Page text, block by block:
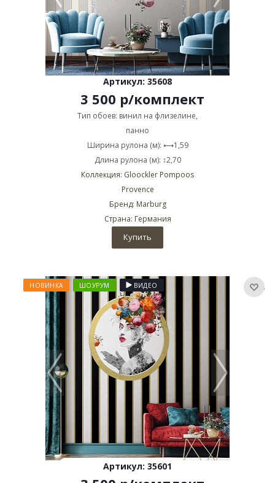
Артикул: 35608
3 500 р/комплект
Тип обоев: винил на флизелине,
панно
Ширина рулона (м): ⟷1,59
Длина рулона (м): ↕2,70
Коллекция: Gloockler Pompoos
Provence
Бренд: Marburg
Страна: Германия
Купить
НОВИНКА ШОУРУМ ВИДЕО
Артикул: 35601